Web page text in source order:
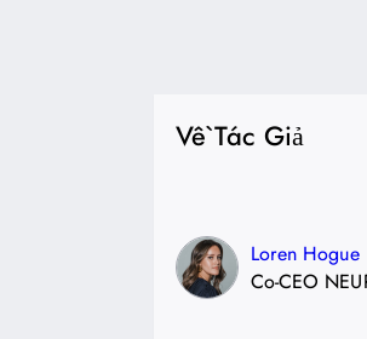
Về Tác Giả
Loren Hogue
Co-CEO